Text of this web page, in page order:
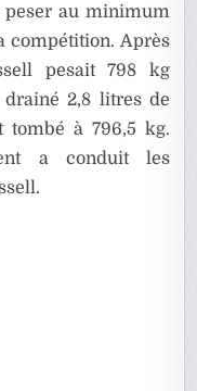
peser au minimum
compétition. Après
pesait 798 kg
2,8 litres de
tombé à 796,5 kg.
a conduit les